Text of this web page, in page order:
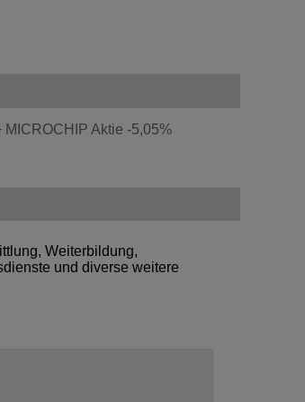
MICROCHIP Aktie -5,05%
Weiterbildung,
und diverse weitere